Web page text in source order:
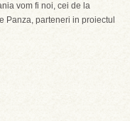
vom fi noi, cei de la
Panza, parteneri in proiectul